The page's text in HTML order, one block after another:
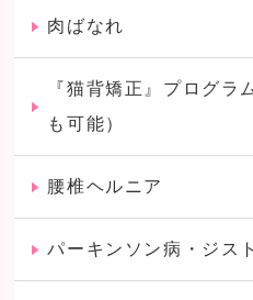
肉ばなれ
『猫背矯正』プログラ
も可能）
腰椎ヘルニア
パーキンソン病・ジス